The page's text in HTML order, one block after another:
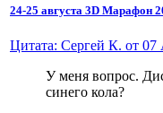
24-25 августа 3D Марафон
Цитата: Сергей К. от 07
У меня вопрос.
синего кола?